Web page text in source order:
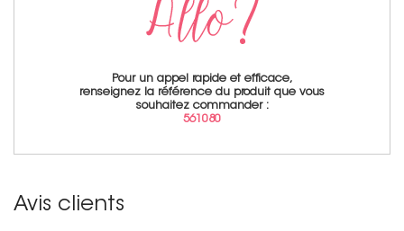
Pour un appel rapide et efficace,
renseignez la référence du produit que vous
souhaitez commander :
561080
Avis clients